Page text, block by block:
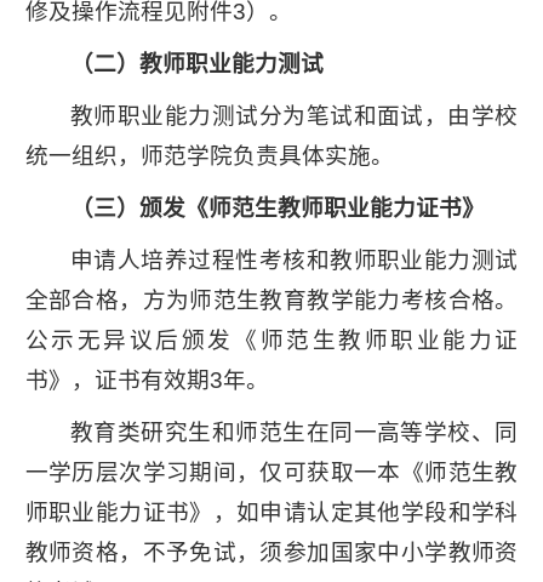
修及操作流程见附件3）。
（二）教师职业能力测试
教师职业能力测试分为笔试和面试，由学校
统一组织，师范学院负责具体实施。
（三）颁发《师范生教师职业能力证书》
申请人培养过程性考核和教师职业能力测试
全部合格，方为师范生教育教学能力考核合格。
公示无异议后颁发《师范生教师职业能力证
书》，证书有效期3年。
教育类研究生和师范生在同一高等学校、同
一学历层次学习期间，仅可获取一本《师范生教
师职业能力证书》，如申请认定其他学段和学科
教师资格，不予免试，须参加国家中小学教师资